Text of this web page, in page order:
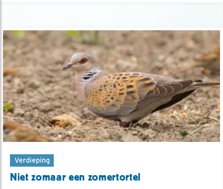
Verdieping
Niet zomaar een zomertortel